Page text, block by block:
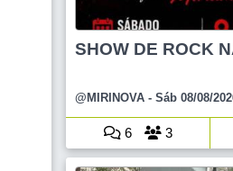
SHOW DE ROCK
@MIRINOVA - Sáb 08/08/
6 3